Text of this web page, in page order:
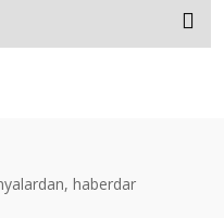
haberdar